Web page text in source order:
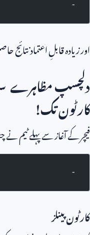
-
اور زیادہ قابلِ اعتماد
دلچسپ مظاہرے
کارٹون تک!
فیچر کے آغاز سے پہلے ٹیم
-
کارٹون پینلز